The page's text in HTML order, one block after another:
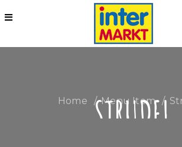
Home Menu Item
STRUDEL